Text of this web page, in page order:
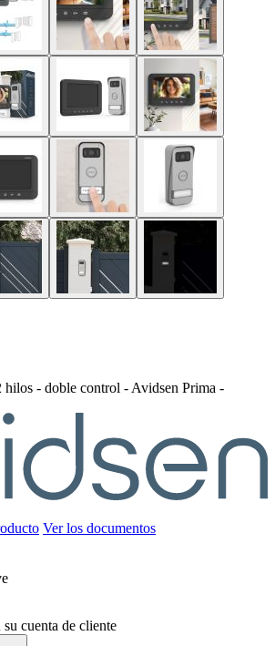
- doble control - Avidsen Prima -
Ver los documentos
cuenta de cliente